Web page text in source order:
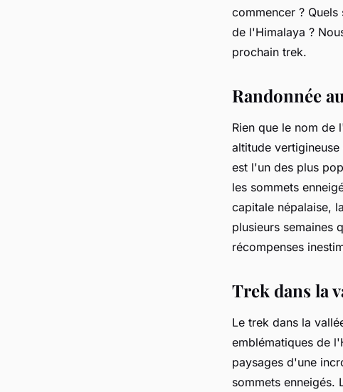
commencer ?
de l'Himalaya ?
prochain trek.
Randonnée
Rien que le nom de
altitude
est l'un des plus
les sommets
capitale népalaise,
plusieurs semaines
récompenses
Trek dans la
Le trek dans la
emblématiques de
paysages d'une
sommets enneigés.